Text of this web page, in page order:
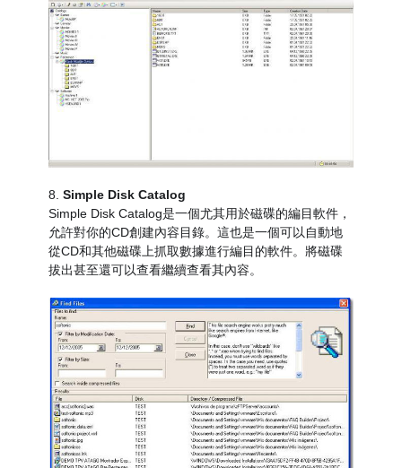
8. Simple Disk Catalog
Simple Disk Catalog是一個尤其用於磁碟的編目軟件，
允許對你的CD創建內容目錄。這也是一個可以自動地
從CD和其他磁碟上抓取數據進行編目的軟件。將磁碟
拔出甚至還可以查看繼續查看其內容。